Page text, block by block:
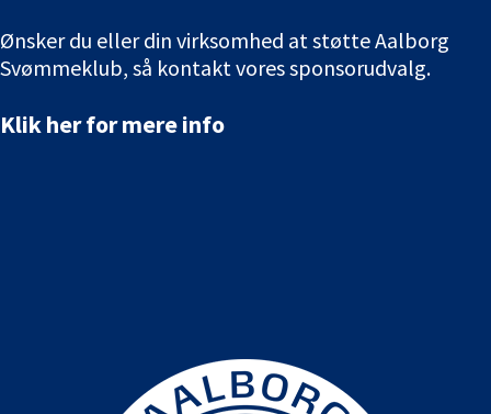
Ønsker du eller din virksomhed at støtte Aalborg
Svømmeklub, så kontakt vores sponsorudvalg.
Klik her for mere info